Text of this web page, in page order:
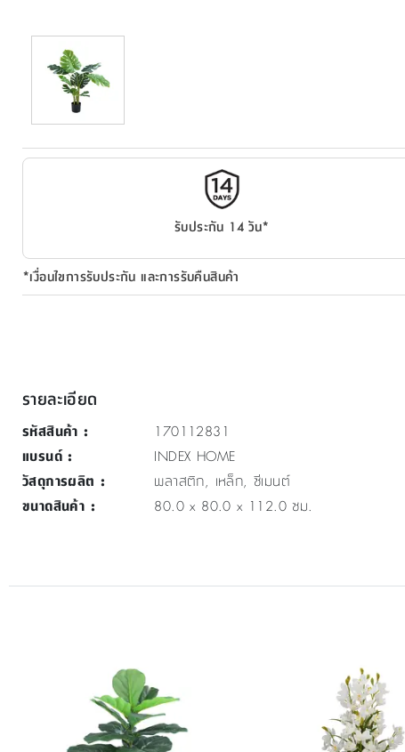
รับประกัน 14 วัน*
*เงื่อนไขการรับประกัน และการรับคืนสินค้า
รายละเอียด
รหัสสินค้า :
170112831
แบรนด์:
INDEX HOME
วัสดุการผลิต :
พลาสติก, เหล็ก, ซีเมนต์
ขนาดสินค้า : 80.0 x 80.0 x 112.0 ซม.